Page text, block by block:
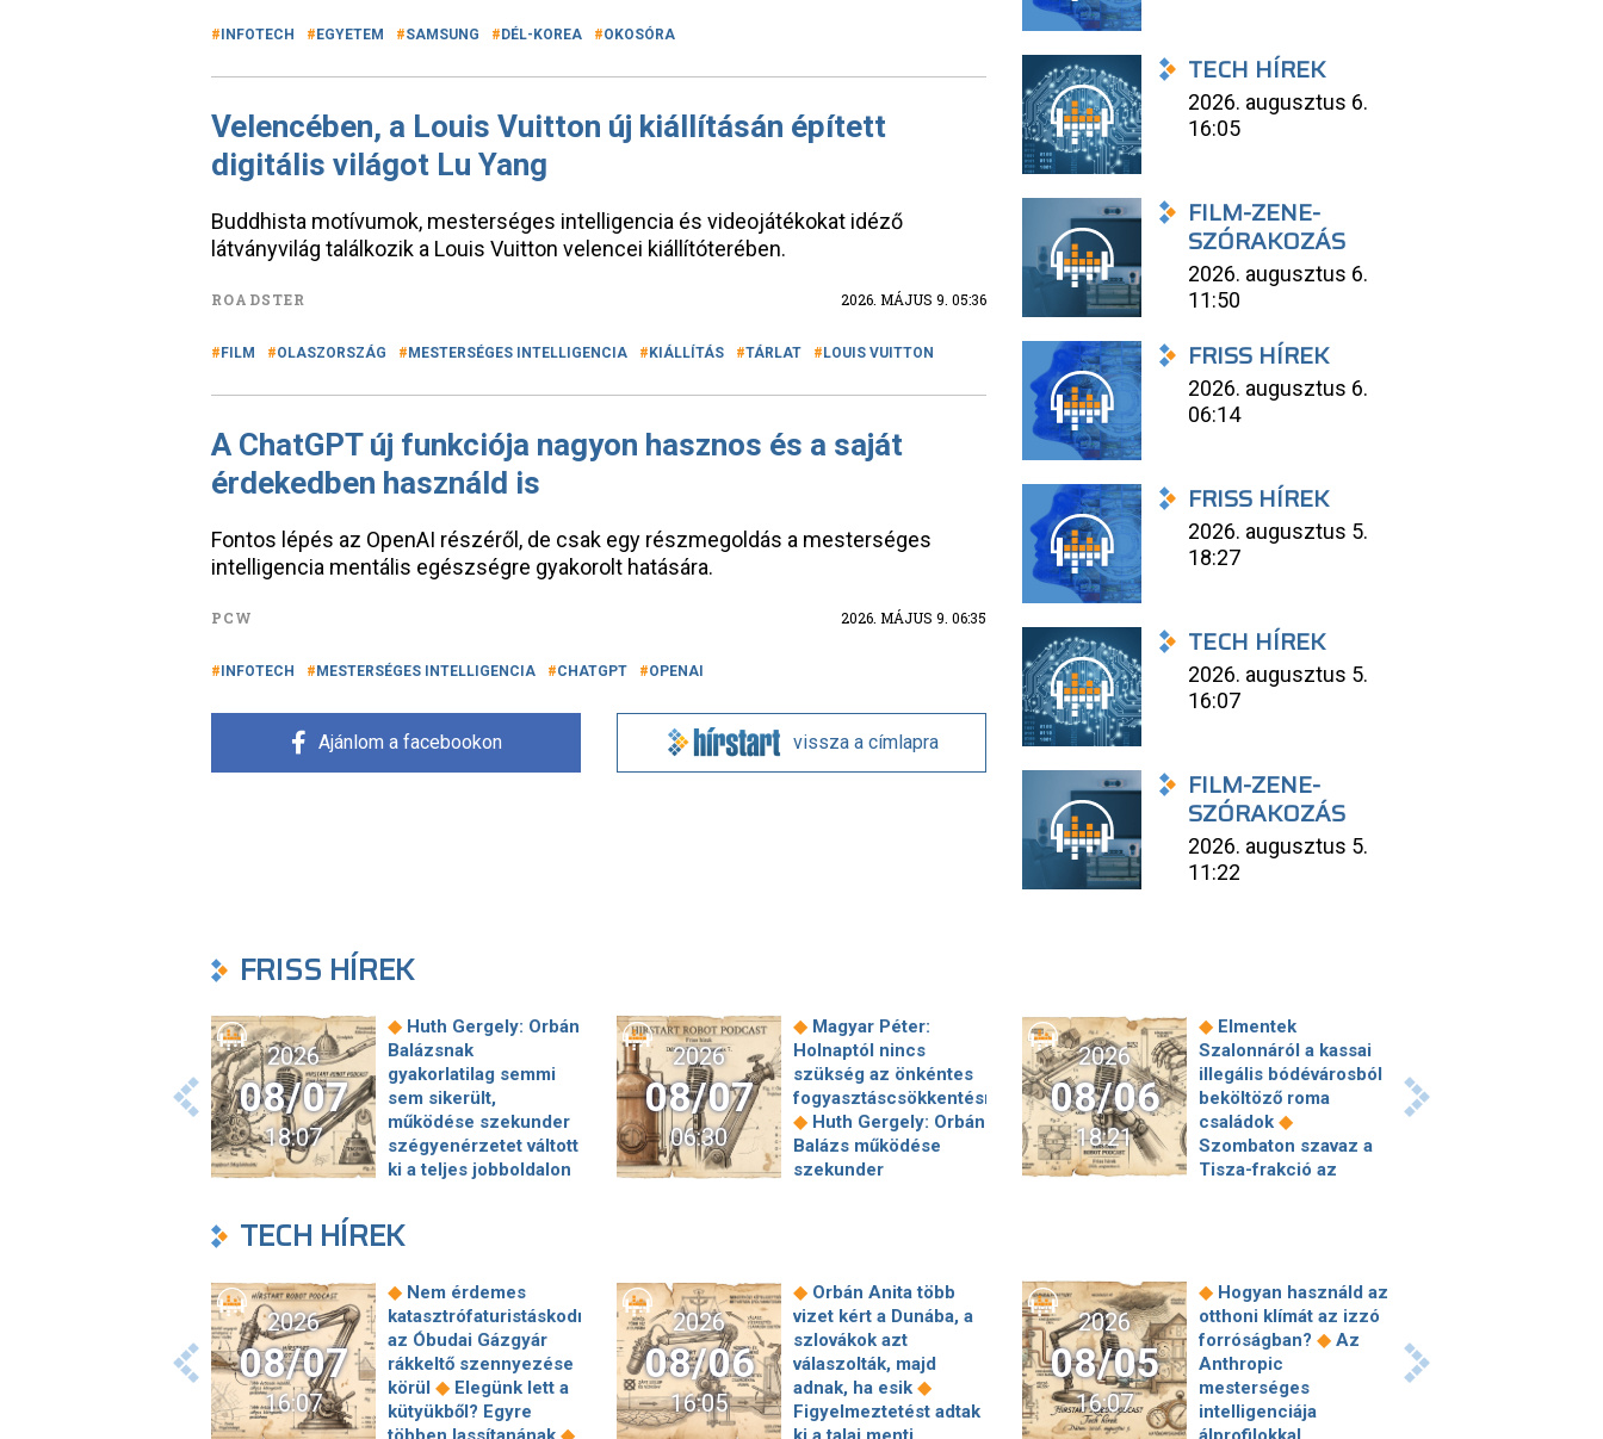
INFOTECH EGYETEM SAMSUNG DÉL-KOREA OKOSÓRA
Velencében, a Louis Vuitton új kiállításán épített
digitális világot Lu Yang
Buddhista motívumok, mesterséges intelligencia és videojátékokat idéző
látványvilág találkozik a Louis Vuitton velencei kiállítóterében.
ROADSTER 2026. MÁJUS 9. 05:36
FILM OLASZORSZÁG MESTERSÉGES INTELLIGENCIA KIÁLLÍTÁS TÁRLAT LOUIS VUITTON
A ChatGPT új funkciója nagyon hasznos és a saját
érdekedben használd is
Fontos lépés az OpenAI részéről, de csak egy részmegoldás a mesterséges
intelligencia mentális egészségre gyakorolt hatására.
PCW 2026. MÁJUS 9. 06:35
INFOTECH MESTERSÉGES INTELLIGENCIA CHATGPT OPENAI
Ajánlom a facebookon vissza a címlapra
TECH HÍREK
2026. augusztus 6.
16:05
FILM-ZENE-
SZÓRAKOZÁS
2026. augusztus 6.
11:50
FRISS HÍREK
2026. augusztus 6.
06:14
FRISS HÍREK
2026. augusztus 5.
18:27
TECH HÍREK
2026. augusztus 5.
16:07
FILM-ZENE-
SZÓRAKOZÁS
2026. augusztus 5.
11:22
FRISS HÍREK
2026
08/07
18:07
◆ Huth Gergely: Orbán
Balázsnak
gyakorlatilag semmi
sem sikerült,
működése szekunder
szégyenérzetet váltott
ki a teljes jobboldalon
egy nyolcadikos is
képviselőnél, aki
megütközött a 100
milliós parkolón◆Az
amerikai hírszerzés
szerint Putyin pár
éven belül
megtámadhat egy
2026
08/07
06:30
◆ Magyar Péter:
Holnaptól nincs
szükség az önkéntes
fogyasztáscsökkentésre
◆ Huth Gergely: Orbán
Balázs működése
szekunder
megszerzésének
korlátozásáról írt alá
rendeletet Donald
Trump◆„Kevésen
múlt a katasztrófa” –
szintet léphetett az
orosz hibrid
2026
08/06
18:21
◆ Elmentek
Szalonnáról a kassai
illegális bódévárosból
beköltöző roma
családok ◆
Szombaton szavaz a
Tisza-frakció az
a NATO-ról mondott,
erre elmondta
ugyanazt, csak még
erősebben
millióért kötött
szerződéseket a HM
cége a Lounge
TECH HÍREK
2026
08/07
16:07
◆ Nem érdemes
katasztrófaturistáskodni
az Óbudai Gázgyár
rákkeltő szennyezése
körül ◆ Elegünk lett a
kütyükből? Egyre
2026
08/06
16:05
◆ Orbán Anita több
vizet kért a Dunába, a
szlovákok azt
válaszolták, majd
adnak, ha esik ◆
Figyelmeztetést adtak
2026
08/05
16:07
◆ Hogyan használd az
otthoni klímát az izzó
forróságban? ◆ Az
Anthropic
mesterséges
intelligenciája